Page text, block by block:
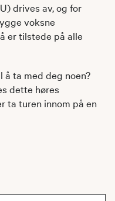
drives av, og for
voksne
er tilstede på alle
å ta med deg noen?
dette høres
ta turen innom på en